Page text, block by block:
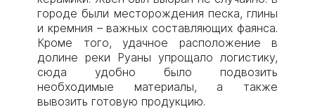
городе были месторождения песка, глины
и кремния – важных составляющих фаянса.
Кроме того, удачное расположение в
долине реки Руаны упрощало логистику,
сюда удобно было подвозить
необходимые материалы, а также
вывозить готовую продукцию.